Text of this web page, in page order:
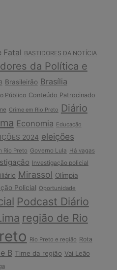
Fatal BASTIDORES DA NOTÍCIA
da Política e
Brasileirão Brasília
Público Conteúdo Patrocinado
Crime em Rio Preto Diário
Economia Educação
2024 eleições
Rio Preto Governo Lula Há vagas
Investigação policial
Mirassol Olímpia
Policial Oportunidade
Podcast Diário
região de Rio
Rio Preto e região Rota
B Time da região Vai Leão